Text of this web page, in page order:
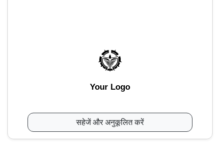
Your Logo
सहेजें और अनुकूलित करें